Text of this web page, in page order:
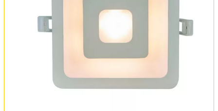
Обмен и возврат
Отзывы